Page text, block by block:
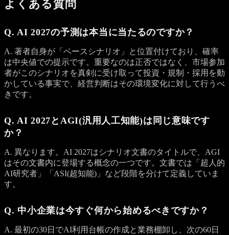
よくある質問
Q. AI 2027の予測は本当に当たるのですか？
A. 著者自身が「ベースシナリオ」と位置付けており、確率
は中央値での提示です。重要なのは正否ではなく、市場参加
者がこのシナリオを真剣に受け取って投資・規制・採用を動
かしている事実で、経営判断はその環境変化に対して行うべ
きです。
Q. AI 2027とAGI(汎用人工知能)は同じ意味です
か？
A. 異なります。AI 2027はシナリオ文書のタイトルで、AGI
はその文書内に登場する概念の一つです。文書では「超人的
AI研究者」「ASI(超知能)」など段階を分けて定義していま
す。
Q. 中小企業は今すぐ何から始めるべきですか？
A. 最初の30日でAI利用台帳の作成と業務棚卸し、次の60日